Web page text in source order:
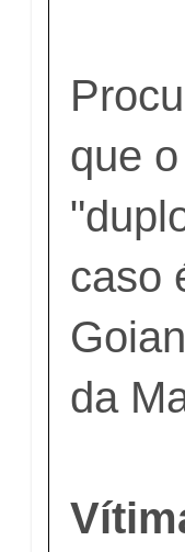
que
caso
da